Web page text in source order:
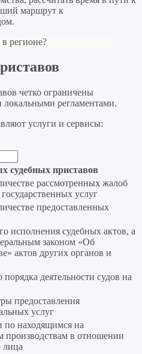
маршрут к
в регионе?
четко ограничены
регламентами.
услуги и сервисы:
судебных приставов
рассмотренных жалоб
услуг
предоставленных
исполнения судебных актов, а
законом «Об
актов других органов и
деятельности судов на
предоставления
услуг
по находящимся на
в отношении
лица